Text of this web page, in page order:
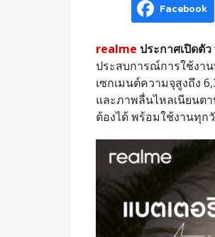
Facebook
realme ประกาศเปิดตั
ประสบการณ์การใช้งา
เซกเมนต์ความจุสูงถึง
และภาพลื่นไหลเนียนต
ต้องได้ พร้อมใช้งานทุก